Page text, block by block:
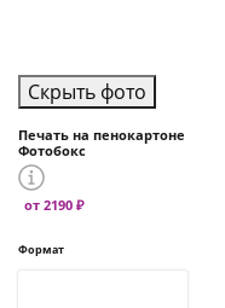
Скрыть фото
Печать на пенокартоне
Фотобокс
от 2190 ₽
Формат